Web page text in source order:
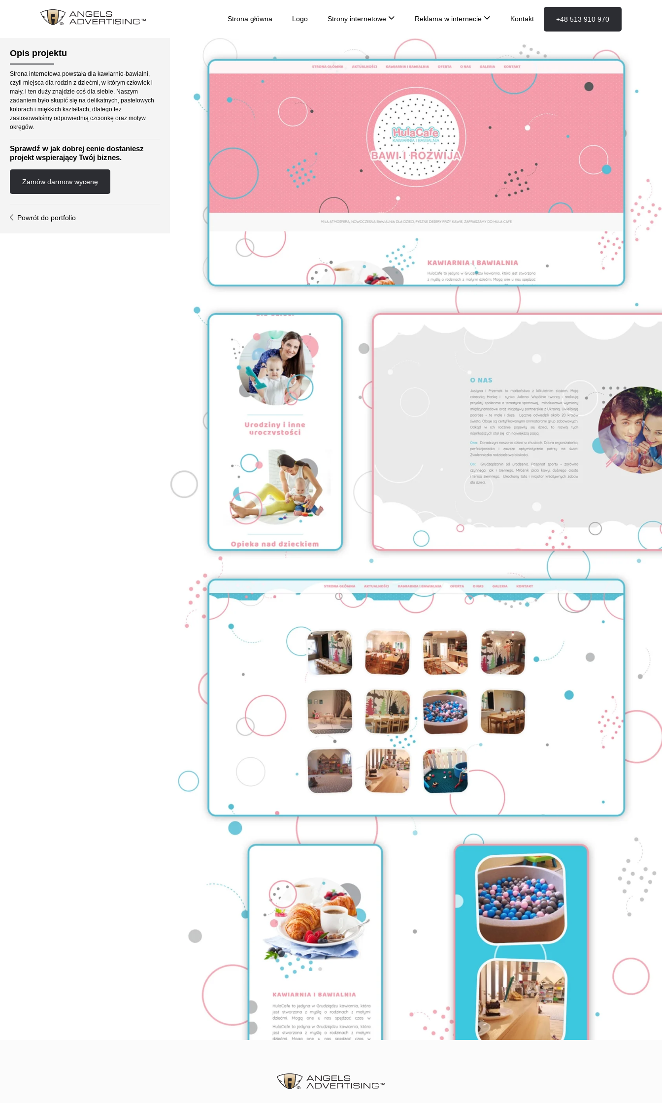
Strona główna Logo Strony internetowe Reklama w internecie Kontakt +48 513 910 970
Opis projektu
Strona internetowa powstała dla kawiarnio-bawialni,
czyli miejsca dla rodzin z dziećmi, w którym człowiek i
mały, i ten duży znajdzie coś dla siebie. Naszym
zadaniem było skupić się na delikatnych, pastelowych
kolorach i miękkich kształtach, dlatego też
zastosowaliśmy odpowiednią czcionkę oraz motyw
okręgów.
Sprawdź w jak dobrej cenie dostaniesz
projekt wspierający Twój biznes.
Zamów darmow wycenę
Powrót do portfolio